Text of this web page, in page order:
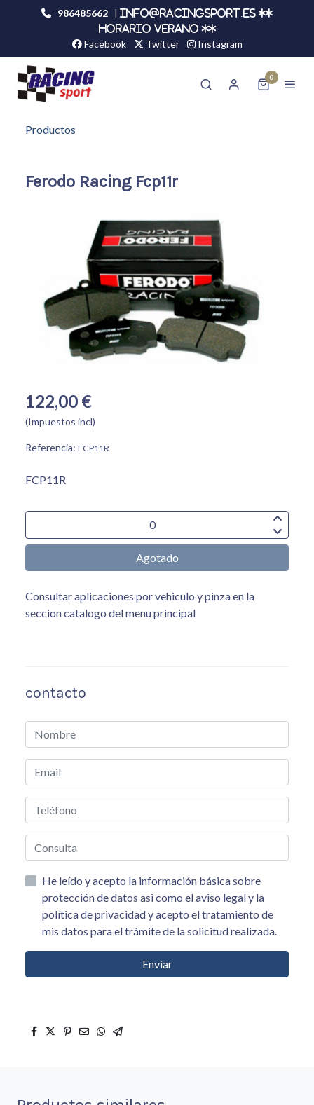
986485662 |
info@racingsport.es **
HORARIO VERANO **
Facebook Twitter Instagram
0
Productos
Ferodo Racing Fcp11r
122,00 €
(Impuestos incl)
Referencia: FCP11R
FCP11R
Agotado
Consultar aplicaciones por vehiculo y pinza en la
seccion catalogo del menu principal
contacto
He leído y acepto la información básica sobre
protección de datos asi como el aviso legal y la
política de privacidad y acepto el tratamiento de
mis datos para el trámite de la solicitud realizada.
Enviar